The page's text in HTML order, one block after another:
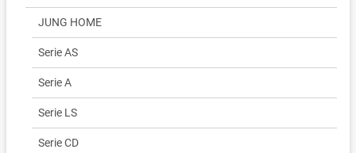
JUNG HOME
Serie AS
Serie A
Serie LS
Serie CD